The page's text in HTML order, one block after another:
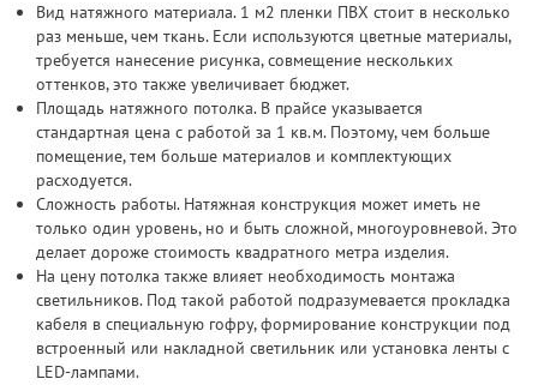
Вид натяжного материала. 1 м2 пленки ПВХ стоит в несколько
раз меньше, чем ткань. Если используются цветные материалы,
требуется нанесение рисунка, совмещение нескольких
оттенков, это также увеличивает бюджет.
Площадь натяжного потолка. В прайсе указывается
стандартная цена с работой за 1 кв.м. Поэтому, чем больше
помещение, тем больше материалов и комплектующих
расходуется.
Сложность работы. Натяжная конструкция может иметь не
только один уровень, но и быть сложной, многоуровневой. Это
делает дороже стоимость квадратного метра изделия.
На цену потолка также влияет необходимость монтажа
светильников. Под такой работой подразумевается прокладка
кабеля в специальную гофру, формирование конструкции под
встроенный или накладной светильник или установка ленты с
LED-лампами.